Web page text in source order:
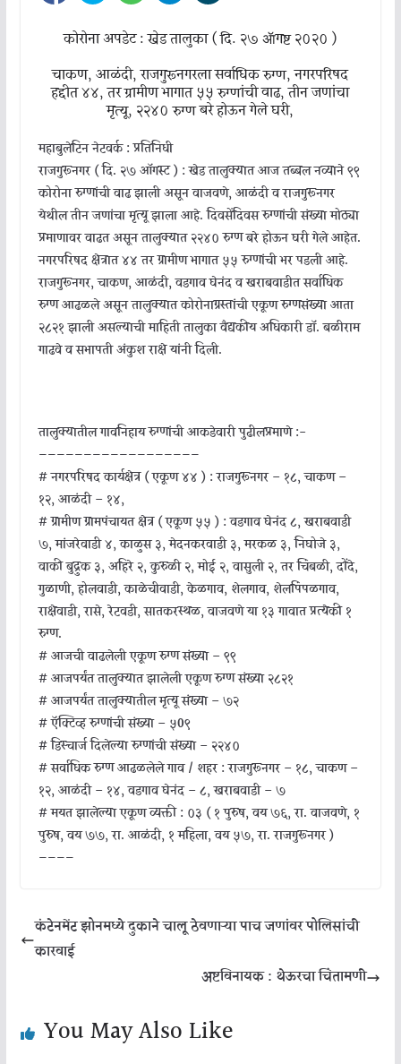
कोरोना अपडेट : खेड तालुका ( दि. २७ ॲागष्ट २०२० )
चाकण, आळंदी, राजगुरूनगरला सर्वाधिक रुग्ण, नगरपरिषद
हद्दीत ४४, तर ग्रामीण भागात ५५ रुग्णांची वाढ, तीन जणांचा
मृत्यू, २२४० रुग्ण बरे होऊन गेले घरी,
महाबुलेटिन नेटवर्क : प्रतिनिधी
राजगुरूनगर ( दि. २७ ऑगस्ट ) : खेड तालुक्यात आज तब्बल नव्याने ९९
कोरोना रुग्णांची वाढ झाली असून वाजवणे, आळंदी व राजगुरूनगर
येथील तीन जणांचा मृत्यू झाला आहे. दिवसेंदिवस रुग्णांची संख्या मोठ्या
प्रमाणावर वाढत असून तालुक्यात २२४० रुग्ण बरे होऊन घरी गेले आहेत.
नगरपरिषद क्षेत्रात ४४ तर ग्रामीण भागात ५५ रुग्णांची भर पडली आहे.
राजगुरूनगर, चाकण, आळंदी, वडगाव घेनंद व खराबवाडीत सर्वाधिक
रुग्ण आढळले असून तालुक्यात कोरोनाग्रस्तांची एकूण रुग्णसंख्या आता
२८२१ झाली असल्याची माहिती तालुका वैद्यकीय अधिकारी डॉ. बळीराम
गाढवे व सभापती अंकुश राक्षे यांनी दिली.
तालुक्यातील गावनिहाय रुग्णांची आकडेवारी पुढीलप्रमाणे :-
——————————————————
#नगरपरिषद कार्यक्षेत्र ( एकूण ४४ ) : राजगुरूनगर – १८, चाकण –
१२, आळंदी – १४,
#ग्रामीण ग्रामपंचायत क्षेत्र ( एकूण ५५ ) : वडगाव घेनंद ८, खराबवाडी
७, मांजरेवाडी ४, काळुस ३, मेदनकरवाडी ३, मरकळ ३, निघोजे ३,
वाकी बुद्रुक ३, अहिरे २, कुरुळी २, मोई २, वासुली २, तर चिंबळी, दोंदे,
गुळाणी, होलवाडी, काळेचीवाडी, केळगाव, शेलगाव, शेलपिंपळगाव,
राक्षेवाडी, रासे, रेटवडी, सातकरस्थळ, वाजवणे या १३ गावात प्रत्येकी १
रुग्ण.
# आजची वाढलेली एकूण रुग्ण संख्या – ९९
# आजपर्यंत तालुक्यात झालेली एकूण रुग्ण संख्या २८२१
# आजपर्यंत तालुक्यातील मृत्यू संख्या – ७२
# ऍक्टिव्ह रुग्णांची संख्या – ५0९
# डिस्चार्ज दिलेल्या रुग्णांची संख्या – २२४०
# सर्वाधिक रुग्ण आढळलेले गाव / शहर : राजगुरूनगर – १८, चाकण –
१२, आळंदी – १४, वडगाव घेनंद – ८, खराबवाडी – ७
# मयत झालेल्या एकूण व्यक्ती : ०३ ( १ पुरुष, वय ७६, रा. वाजवणे, १
पुरुष, वय ७७, रा. आळंदी, १ महिला, वय ५७, रा. राजगुरूनगर )
————
कंटेनमेंट झोनमध्ये दुकाने चालू ठेवणाऱ्या पाच जणांवर पोलिसांची
कारवाई
अष्टविनायक : थेऊरचा चिंतामणी
You May Also Like